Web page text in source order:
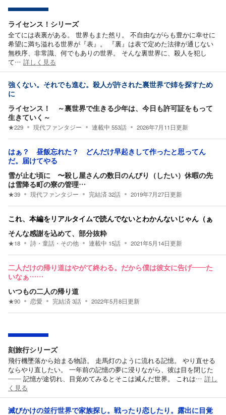
ライセンス！シリーズ
全てには表裏がある。 世界もまた然り。 不自由ながらも豊かに幸せに
希望に満ち溢れる世界が『表』。 『裏』は表で定めた法律が通じない
無秩序、非常識、何でもありの世界。 そんな裏世界に、殺人を犯し
て… 詳しく見る
強くない。それでも進む。殺人が許された裏世界で姉を探すため
に
ライセンス！ ～裏世界で生きる少年は、今日も許可証をもって
生きていく～
★229 現代ファンタジー 連載中 553話 2026年7月11日更新
はぁ？ 昼飯忘れた？ どんだけ早起きして作ったと思ってん
だ。届けてやる
雪が止む頃に 〜殺し屋さんの数日のんびり（したい）休暇の先
は雪降る町の寮の管理…
★39 現代ファンタジー 完結済32話 2019年7月27日更新
これ、本編をリアルタイムで読んでないとわかんないじゃん（ぁ
そんな感謝を込めて、部分抜粋
★18 詩・童話・その他 連載中 15話 2021年5月14日更新
二人だけの帰り道はやがて終わる。だから僕は彼女に告げ――た
いなぁ……
いつもの二人の帰り道
★90 恋愛 完結済3話 2022年5月8日更新
刻旅行シリーズ
飛行機墜落から始まる物語。 走馬灯のように流れる記憶。 やり直せる
ならやり直したい。 一年前の記憶の夢に浸りながら、彼は目を閉じた
―― 記憶が途切れ、目覚めてみるとそこは滅んだ世界。 これは… 詳し
く見る
滅びかけの並行世界で家族探し。戦ったり恋したり。露出に目覚